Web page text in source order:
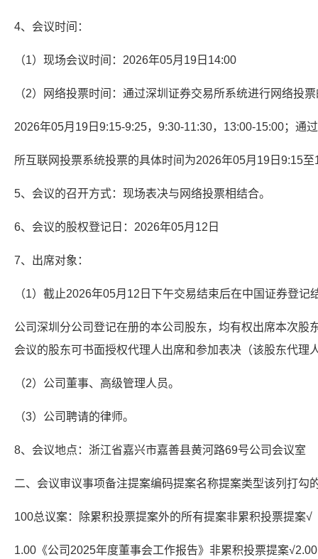
4、会议时间：
（1）现场会议时间：2026年05月19日14:00
（2）网络投票时间：通过深圳证券交易所系统进行网络投
2026年05月19日9:15-9:25，9:30-11:30，13:00-15:00；通
所互联网投票系统投票的具体时间为2026年05月19日9:15
5、会议的召开方式：现场表决与网络投票相结合。
6、会议的股权登记日：2026年05月12日
7、出席对象：
（1）截止2026年05月12日下午交易结束后在中国证券登记
公司深圳分公司登记在册的本公司股东，均有权出席本次股
会议的股东可书面授权代理人出席和参加表决（该股东代理
（2）公司董事、高级管理人员。
（3）公司聘请的律师。
8、会议地点：浙江省嘉兴市嘉善县黄河路69号公司会议室
二、会议审议事项备注提案编码提案名称提案类型该列打勾
100总议案：除累积投票提案外的所有提案非累积投票提案√
1.00《公司2025年度董事会工作报告》非累积投票提案